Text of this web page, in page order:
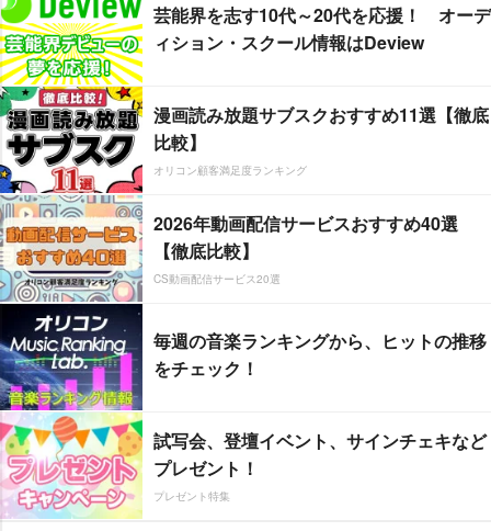
芸能界を志す10代～20代を応援！ オーデ
ィション・スクール情報はDeview
漫画読み放題サブスクおすすめ11選【徹底
比較】
オリコン顧客満足度ランキング
2026年動画配信サービスおすすめ40選
【徹底比較】
CS動画配信サービス20選
毎週の音楽ランキングから、ヒットの推移
をチェック！
試写会、登壇イベント、サインチェキなど
プレゼント！
プレゼント特集